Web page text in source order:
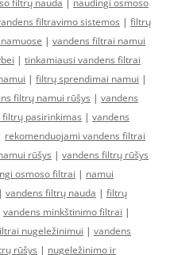
filtrų nauda | naudingi osmoso
filtravimo sistemos | filtrų
| vandens filtrai namui
| tinkamiausi vandens filtrai
| filtrų sprendimai namui |
filtrų namui rūšys | vandens
pasirinkimas | vandens
rekomenduojami vandens filtrai
rūšys | vandens filtrų rūšys
osmoso filtrai | namui
| vandens filtrų nauda | filtrų
vandens minkštinimo filtrai |
nugeležinimui | vandens
rūšys | nugeležinimo ir